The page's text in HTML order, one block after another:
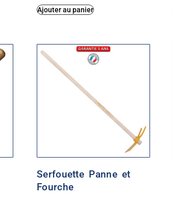
Ajouter au panier
Serfouette Panne et
Fourche